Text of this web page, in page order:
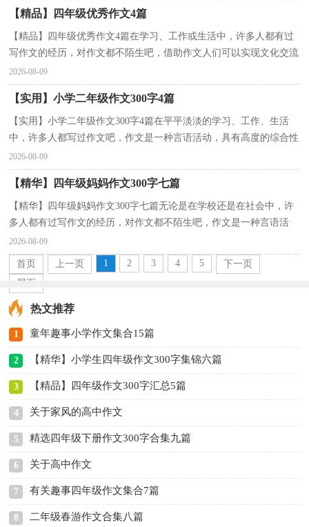
【精品】四年级优秀作文4篇
【精品】四年级优秀作文4篇在学习、工作或生活中，许多人都有过
写作文的经历，对作文都不陌生吧，借助作文人们可以实现文化交流
的目的。你知道作文怎样才能写的好吗？下面是小编为...
2026-08-09
【实用】小学二年级作文300字4篇
【实用】小学二年级作文300字4篇在平平淡淡的学习、工作、生活
中，许多人都写过作文吧，作文是一种言语活动，具有高度的综合性
和创造性。你知道作文怎样写才规范吗？以下是小编精心...
2026-08-09
【精华】四年级妈妈作文300字七篇
【精华】四年级妈妈作文300字七篇无论是在学校还是在社会中，许
多人都有过写作文的经历，对作文都不陌生吧，作文是一种言语活
动，具有高度的综合性和创造性。那么一般作文是怎么写...
2026-08-09
首页 上一页 1 2 3 4 5
下一页
尾页
热文推荐
1 童年趣事小学作文集合15篇
2 【精华】小学生四年级作文300字集锦六篇
3 【精品】四年级作文300字汇总5篇
4 关于家风的高中作文
5 精选四年级下册作文300字合集九篇
6 关于高中作文
7 有关趣事四年级作文集合7篇
8 二年级春游作文合集八篇